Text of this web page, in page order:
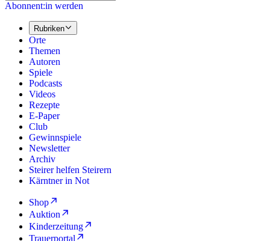
Abonnent:in werden
Rubriken
Orte
Themen
Autoren
Spiele
Podcasts
Videos
Rezepte
E-Paper
Club
Gewinnspiele
Newsletter
Archiv
Steirer helfen Steirern
Kärntner in Not
Shop
Auktion
Kinderzeitung
Trauerportal